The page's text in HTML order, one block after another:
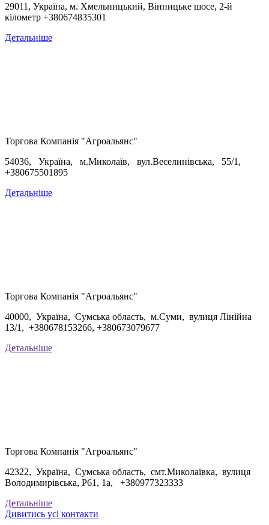
29011, Україна, м. Хмельницький, Вінницьке шосе, 2-й
кілометр +380674835301
Детальніше
Торгова Компанія "Агроальянс"
54036, Україна, м.Миколаїв, вул.Веселинівська, 55/1,
+380675501895
Детальніше
Торгова Компанія "Агроальянс"
40000, Україна, Сумська область, м.Суми, вулиця Лінійна
13/1, +380678153266, +380673079677
Детальніше
Торгова Компанія "Агроальянс"
42322, Україна, Сумська область, смт.Миколаївка, вулиця
Володимирівська, Р61, 1а, +380977323333
Детальніше
Дивитись усі контакти